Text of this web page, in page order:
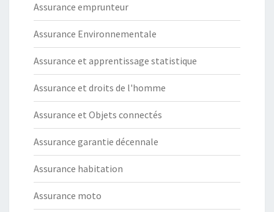
Assurance emprunteur
Assurance Environnementale
Assurance et apprentissage statistique
Assurance et droits de l'homme
Assurance et Objets connectés
Assurance garantie décennale
Assurance habitation
Assurance moto